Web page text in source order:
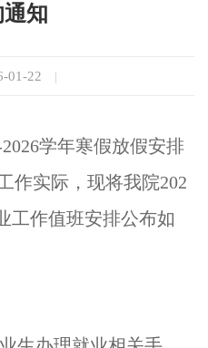
知
01-22 |
6学年寒假放假安排
作实际，现将我院202
工作值班安排公布如